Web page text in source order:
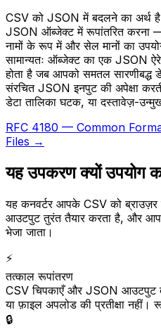
CSV को JSON में बदलने का अर्थ है
JSON ऑब्जेक्ट में रूपांतरित करना —
नामों के रूप में और सेल मानों का
सामान्यतः ऑब्जेक्ट का एक JSON
होता है जब आपको समतल सारणीबद्ध
संरचित JSON इनपुट की अपेक्षा
डेटा तालिका घटक, या दस्तावेज़-
RFC 4180 — Common
Files →
यह उपकरण क्यों उपयोग
यह कनवर्टर आपके CSV को ब्राउज़र
आउटपुट तुरंत तैयार करता है, और
भेजा जाता।
⚡
तत्काल रूपांतरण
CSV चिपकाएँ और JSON आउटपुट
या फ़ाइल अपलोड की प्रतीक्षा नहीं।
🔒